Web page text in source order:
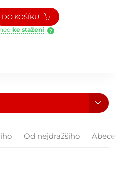
DO KOŠÍKU
ke stažení ?
Od nejdražšího